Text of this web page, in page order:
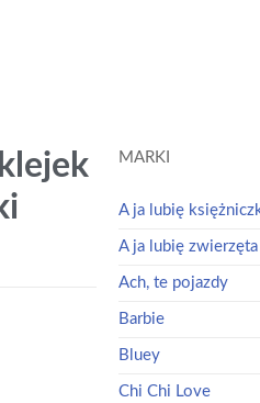
MARKI
A ja lubię
A ja lubię zwierzęta
Ach, te pojazdy
Barbie
Bluey
Chi Chi Love